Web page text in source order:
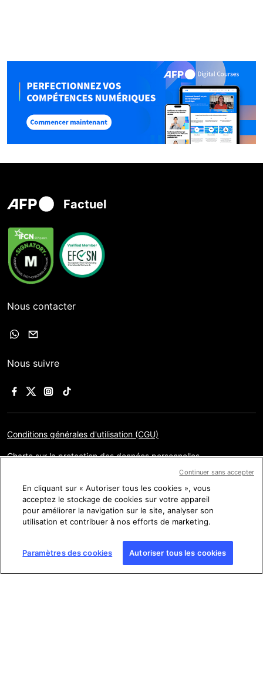
Factuel
Nous contacter
Nous suivre
Conditions générales d'utilisation (CGU)
Charte sur la protection des données personnelles
Gestion des cookies
Plan du site
En cliquant sur « Autoriser tous les cookies », vous
acceptez le stockage de cookies sur votre appareil
pour améliorer la navigation sur le site, analyser son
utilisation et contribuer à nos efforts de marketing.
Paramètres des cookies Autoriser tous les cookies
Continuer sans accepter